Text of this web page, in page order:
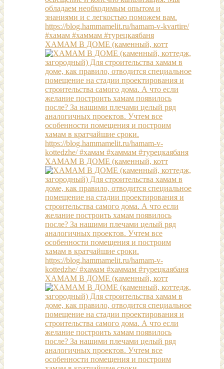
ХАМАМ В ДОМЕ (каменный, котт
ХАМАМ В ДОМЕ (каменный, котт
ХАМАМ В ДОМЕ (каменный, котт